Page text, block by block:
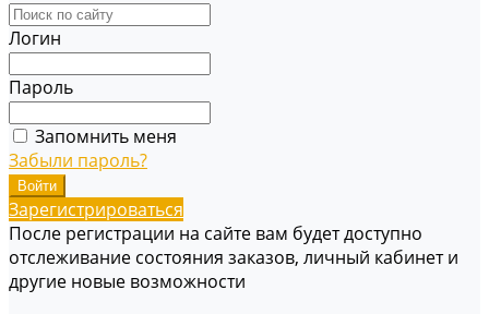
Логин
Пароль
Запомнить меня
Забыли пароль?
Зарегистрироваться
После регистрации на сайте вам будет доступно
отслеживание состояния заказов, личный кабинет и
другие новые возможности